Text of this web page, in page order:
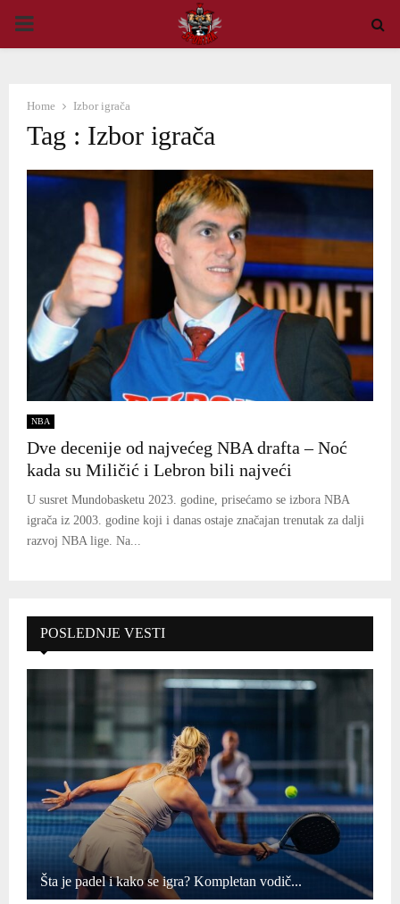
PRIMARY
Home Izbor igrača
Tag : Izbor igrača
NBA
Dve decenije od najvećeg NBA drafta – Noć
kada su Miličić i Lebron bili najveći
U susret Mundobasketu 2023. godine, prisećamo se izbora NBA
igrača iz 2003. godine koji i danas ostaje značajan trenutak za dalji
razvoj NBA lige. Na...
POSLEDNJE VESTI
Šta je padel i kako se igra? Kompletan vodič...